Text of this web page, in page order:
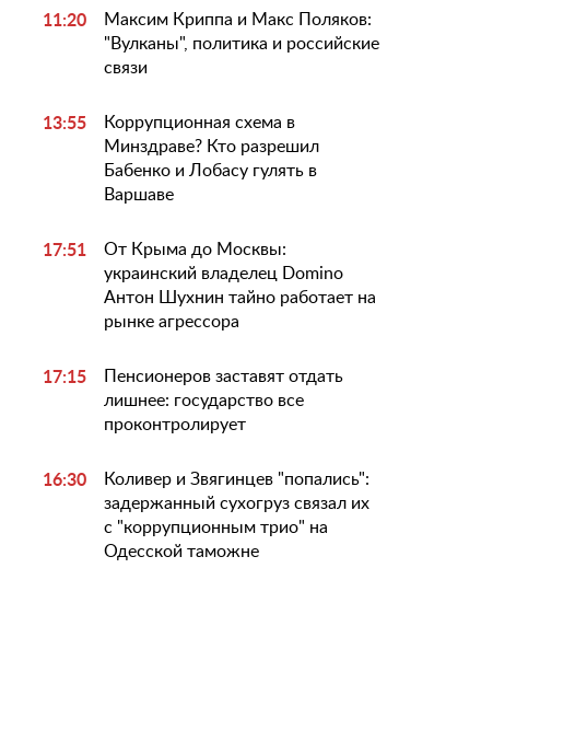
11:20
Максим Криппа и Макс Поляков:
"Вулканы", политика и российские
связи
13:55
Коррупционная схема в
Минздраве? Кто разрешил
Бабенко и Лобасу гулять в
Варшаве
17:51
От Крыма до Москвы:
украинский владелец Domino
Антон Шухнин тайно работает на
рынке агрессора
17:15
Пенсионеров заставят отдать
лишнее: государство все
проконтролирует
16:30
Коливер и Звягинцев "попались":
задержанный сухогруз связал их
с "коррупционным трио" на
Одесской таможне